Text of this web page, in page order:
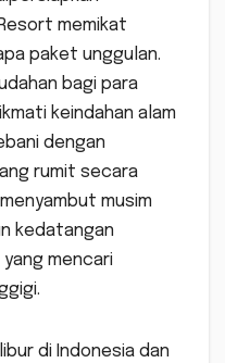
memikat
paket unggulan.
bagi para
keindahan alam
dengan
rumit secara
musim
kedatangan
mencari
di Indonesia dan